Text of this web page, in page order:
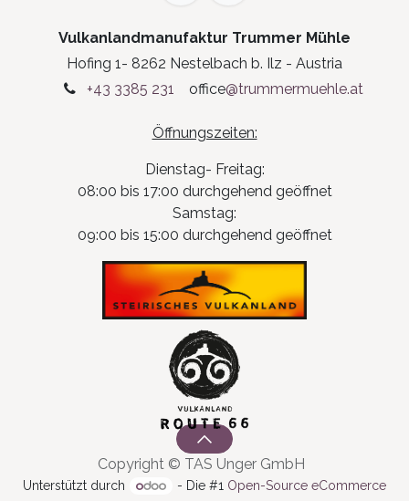
Vulkanlandmanufaktur Trummer Mühle
Hofing 1- 8262 Nestelbach b. Ilz - Austria
+43 3385 231
office@trummermuehle.at
Öffnungszeiten:
Dienstag- Freitag:
08:00 bis 17:00 durchgehend geöffnet
Samstag:
09:00 bis 15:00 durchgehend geöffnet
Copyright © TAS Unger GmbH
Unterstützt durch - Die #1 Open-Source eCommerce